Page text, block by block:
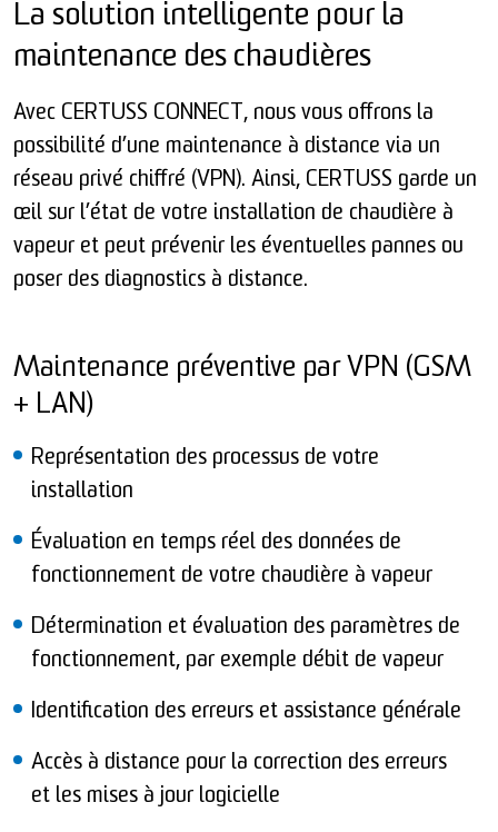
La solution intelligente pour la
maintenance des chaudières
Avec CERTUSS CONNECT, nous vous offrons la
possibilité d’une maintenance à distance via un
réseau privé chiffré (VPN). Ainsi, CERTUSS garde un
œil sur l’état de votre installation de chaudière à
vapeur et peut prévenir les éventuelles pannes ou
poser des diagnostics à distance.
Maintenance préventive par VPN (GSM
+ LAN)
Représentation des processus de votre
installation
Évaluation en temps réel des données de
fonctionnement de votre chaudière à vapeur
Détermination et évaluation des paramètres de
fonctionnement, par exemple débit de vapeur
Identification des erreurs et assistance générale
Accès à distance pour la correction des erreurs
et les mises à jour logicielle